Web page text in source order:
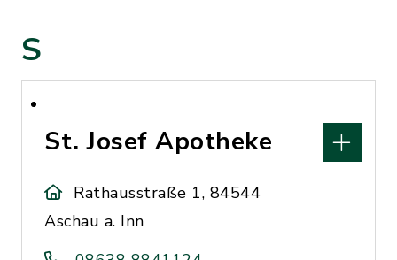
S
St. Josef Apotheke
Rathausstraße 1, 84544
Aschau a. Inn